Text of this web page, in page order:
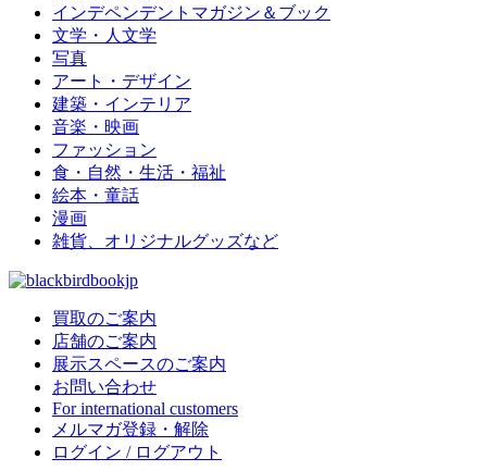
インデペンデントマガジン＆ブック
文学・人文学
写真
アート・デザイン
建築・インテリア
音楽・映画
ファッション
食・自然・生活・福祉
絵本・童話
漫画
雑貨、オリジナルグッズなど
買取のご案内
店舗のご案内
展示スペースのご案内
お問い合わせ
For international customers
メルマガ登録・解除
ログイン / ログアウト